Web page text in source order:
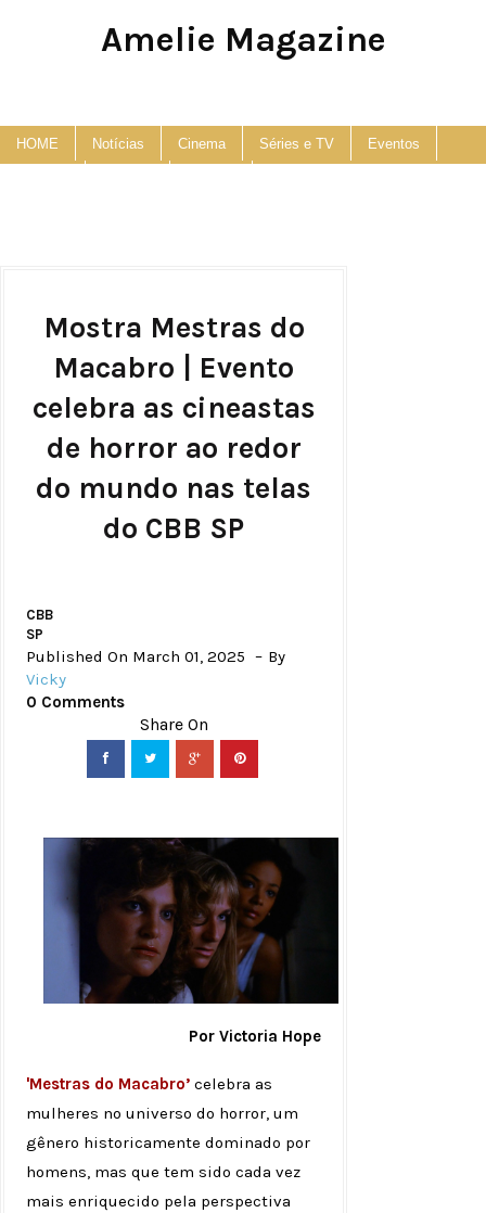
Amelie Magazine
HOME Notícias Cinema Séries e TV Eventos
Mostra Mestras do
Macabro | Evento
celebra as cineastas
de horror ao redor
do mundo nas telas
do CBB SP
CBB
SP
Published On March 01, 2025
By
Vicky
0 Comments
Por Victoria Hope
'Mestras do Macabro’ celebra as
mulheres no universo do horror, um
gênero historicamente dominado por
homens, mas que tem sido cada vez
mais enriquecido pela perspectiva